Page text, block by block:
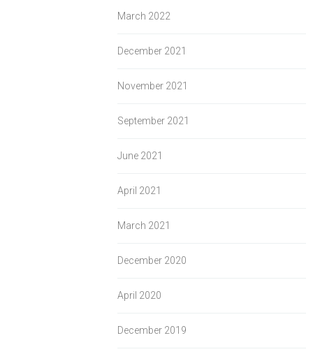
March 2022
December 2021
November 2021
September 2021
June 2021
April 2021
March 2021
December 2020
April 2020
December 2019